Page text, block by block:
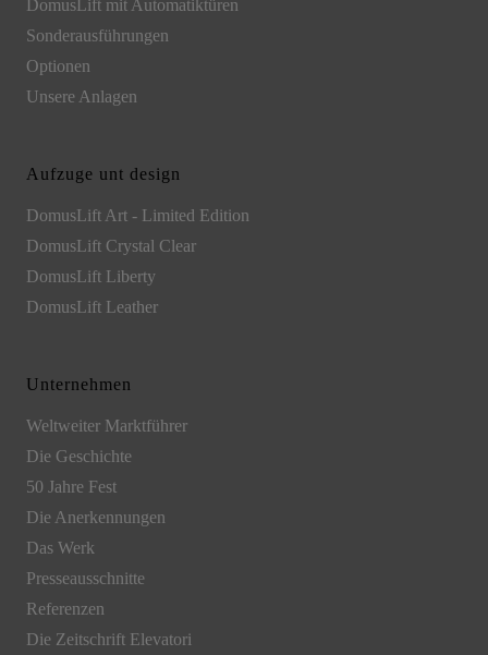
DomusLift mit Automatiktüren
Sonderausführungen
Optionen
Unsere Anlagen
Aufzuge unt design
DomusLift Art - Limited Edition
DomusLift Crystal Clear
DomusLift Liberty
DomusLift Leather
Unternehmen
Weltweiter Marktführer
Die Geschichte
50 Jahre Fest
Die Anerkennungen
Das Werk
Presseausschnitte
Referenzen
Die Zeitschrift Elevatori